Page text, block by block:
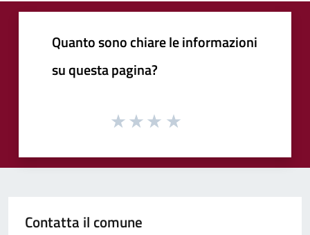
Quanto sono chiare le informazioni
su questa pagina?
Contatta il comune